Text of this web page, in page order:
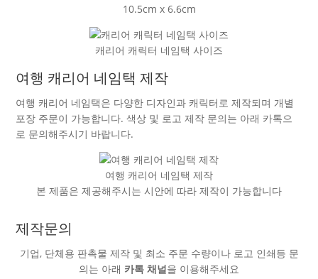
10.5cm x 6.6cm
캐리어 캐릭터 네임택 사이즈
여행 캐리어 네임택 제작
여행 캐리어 네임택은 다양한 디자인과 캐릭터로 제작되며 개별
포장 주문이 가능합니다. 색상 및 로고 제작 문의는 아래 카톡으
로 문의해주시기 바랍니다.
여행 캐리어 네임택 제작
본 제품은 제공해주시는 시안에 따라 제작이 가능합니다
제작문의
기업, 단체용 판촉물 제작 및 최소 주문 수량이나 로고 인쇄등 문
의는 아래 카톡 채널을 이용해주세요